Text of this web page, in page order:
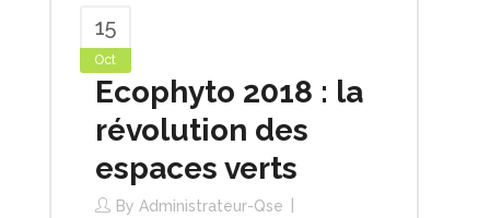
15
Oct
Ecophyto 2018 : la
révolution des
espaces verts
By Administrateur-Qse